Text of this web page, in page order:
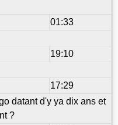
01:33
19:10
17:29
datant d'y ya dix ans et
?